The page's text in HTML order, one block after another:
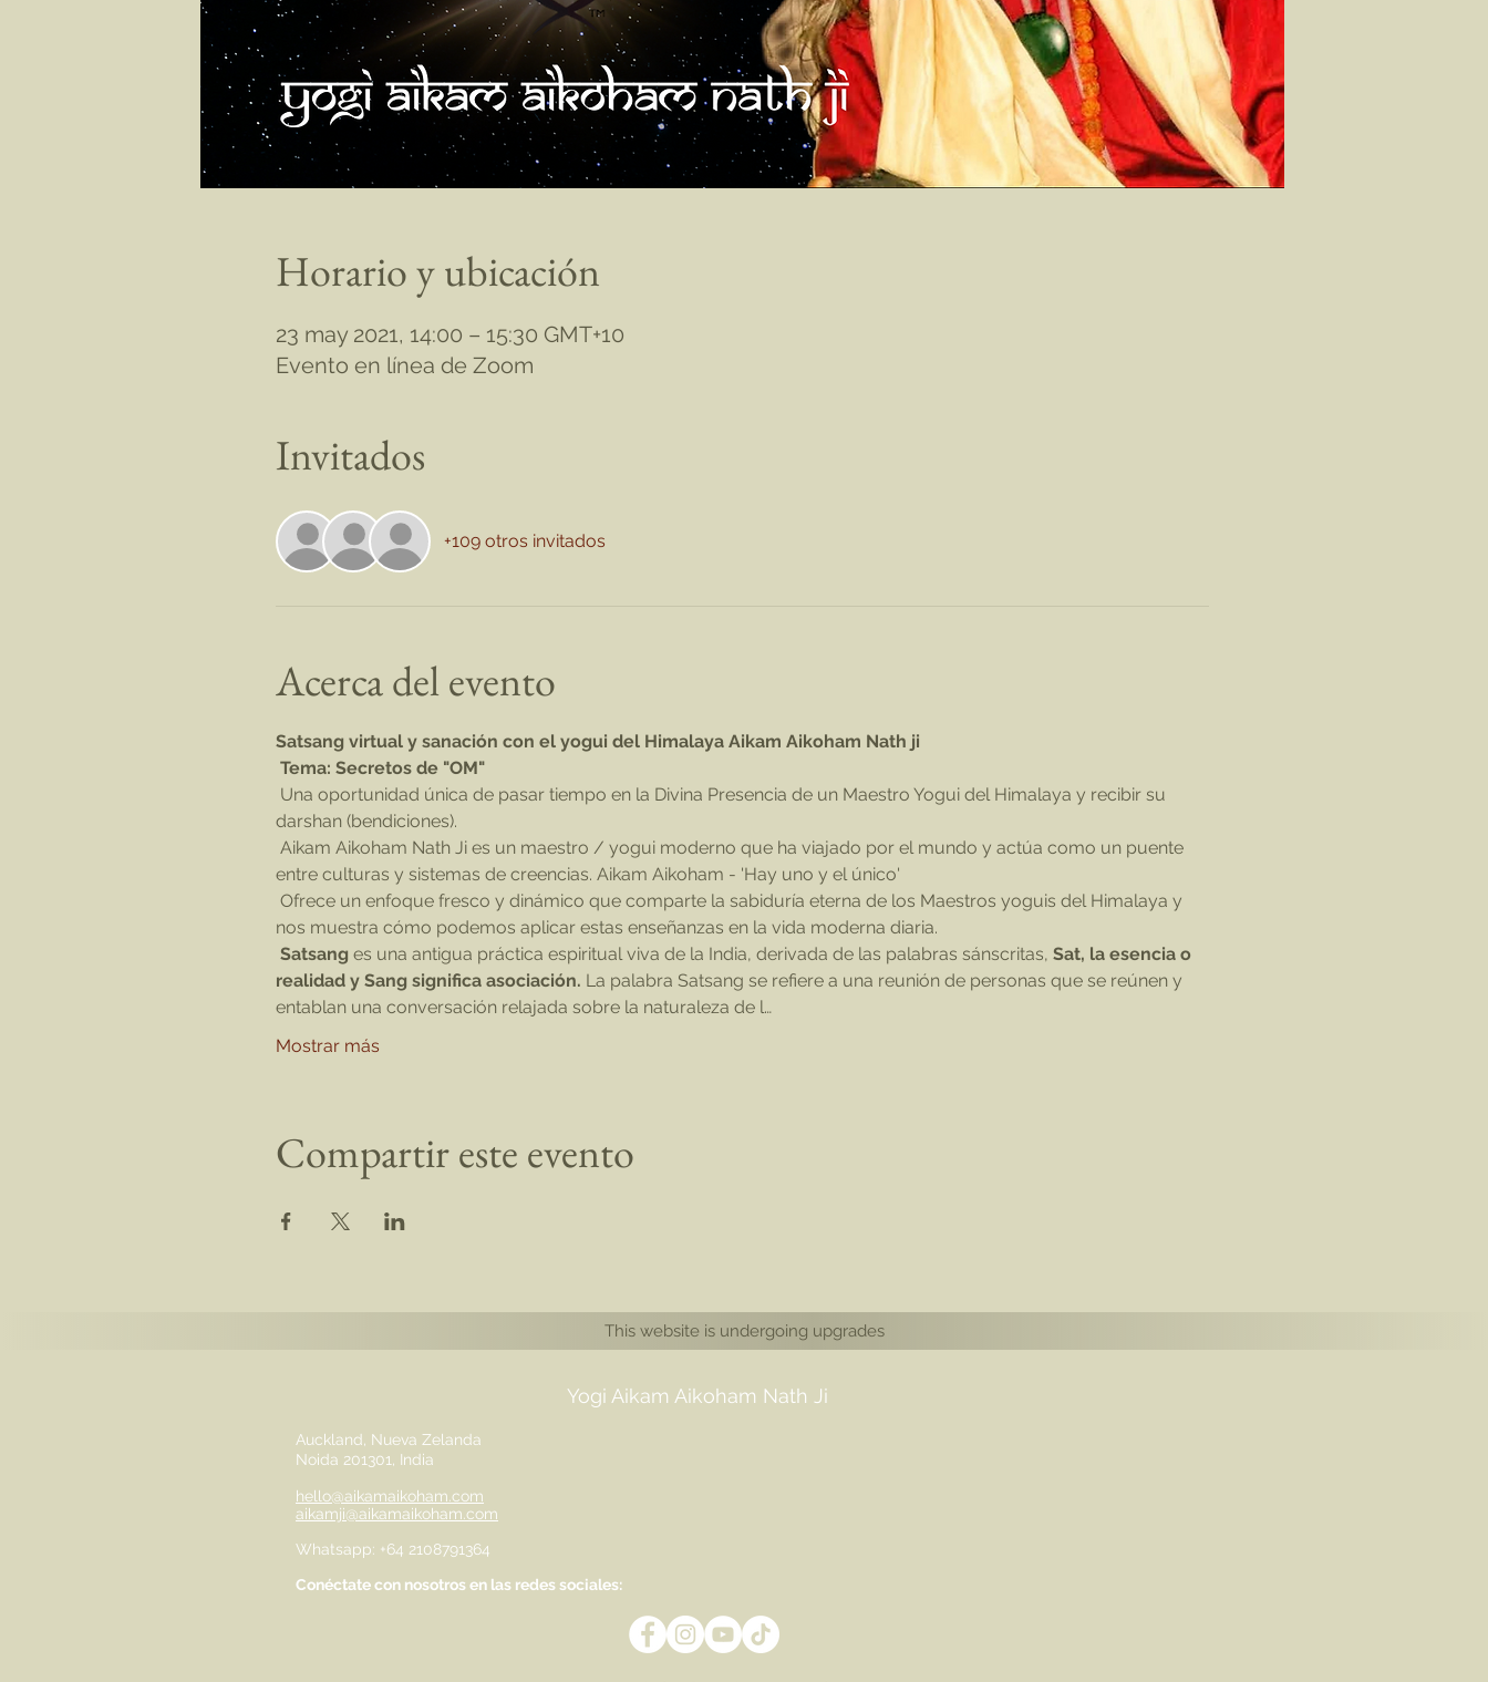
Horario y ubicación
23 may 2021, 14:00 – 15:30 GMT+10
Evento en línea de Zoom
Invitados
+109 otros invitados
Acerca del evento
Satsang virtual y sanación con el yogui del Himalaya Aikam Aikoham Nath ji
Tema: Secretos de "OM"
darshan (bendiciones).
entre culturas y sistemas de creencias. Aikam Aikoham - 'Hay uno y el único'
nos muestra cómo podemos aplicar estas enseñanzas en la vida moderna diaria.
Satsang es una antigua práctica espiritual viva de la India, derivada de las palabras sánscritas, Sat, la esencia o
realidad y Sang significa asociación. La palabra Satsang se refiere a una reunión de personas que se reúnen y
entablan una conversación relajada sobre la naturaleza de l…
Mostrar más
Compartir este evento
This website is undergoing upgrades
Yogi Aikam Aikoham Nath Ji
Auckland, Nueva Zelanda
Noida 201301, India
hello@aikamaikoham.com
aikamji@aikamaikoham.com
Whatsapp: +64 2108791364
Conéctate con nosotros en las redes sociales: